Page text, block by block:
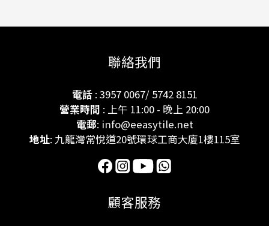
聯絡我們
電話: 3957 0067/ 5742 8151
營業時間 : 上午 11:00 - 晚上 20:00
電郵: info@eeasytile.net
地址: 九龍灣常悅道20號環球工商大廈1樓115室
顧客服務